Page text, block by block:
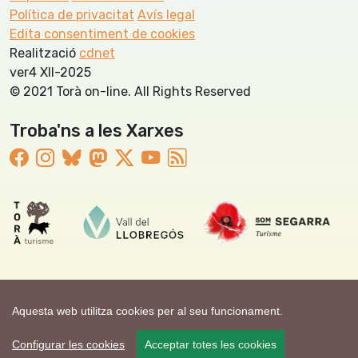
Aquesta web utilitza cookies per al seu funcionament.
Configurar les cookies Acceptar totes les cookies
Política de privacitat Avís legal
Edita consentiment de cookies
Realització cdnet
ver4 XII-2025
© 2021 Torà on-line. All Rights Reserved
Troba'ns a les Xarxes